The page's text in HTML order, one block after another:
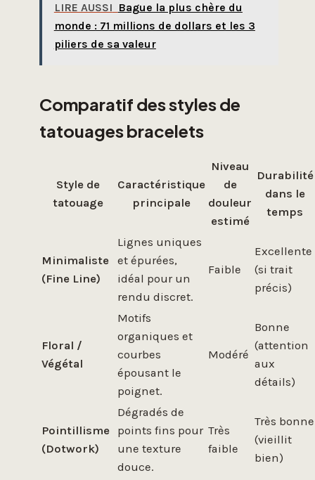
LIRE AUSSI Bague la plus chère du
monde : 71 millions de dollars et les 3
piliers de sa valeur
Comparatif des styles de
tatouages bracelets
Style de
tatouage
Caractéristique
principale
Niveau
de
douleur
estimé
Durabilité
dans le
temps
Minimaliste
(Fine Line)
Lignes uniques
et épurées,
idéal pour un
rendu discret.
Faible
Excellente
(si trait
précis)
Floral /
Végétal
Motifs
organiques et
courbes
épousant le
poignet.
Modéré
Bonne
(attention
aux
détails)
Pointillisme
(Dotwork)
Dégradés de
points fins pour
une texture
douce.
Très
faible
Très bonne
(vieillit
bien)